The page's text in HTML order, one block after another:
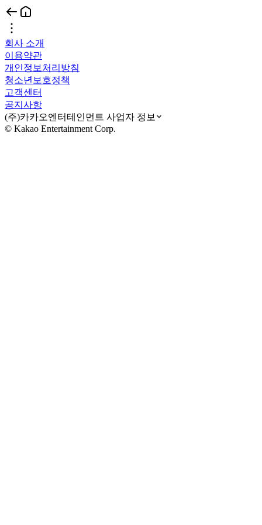
회사 소개
이용약관
개인정보처리방침
청소년보호정책
고객센터
공지사항
(주)카카오엔터테인먼트 사업자 정보
© Kakao Entertainment Corp.